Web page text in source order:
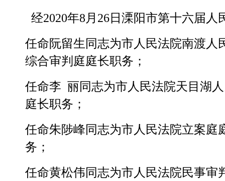
经2020年8月26日溧阳市第十六届
任命阮留生同志为市人民法院南渡人
综合审判庭庭长职务；
任命李 丽同志为市人民法院天目湖
庭长职务；
任命朱陟峰同志为市人民法院立案庭
务；
任命黄松伟同志为市人民法院民事审